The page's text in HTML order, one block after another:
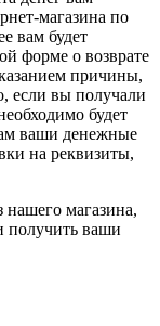
магазина по
вам будет
форме о возврате
причины,
если вы получали
будет
ваши денежные
на реквизиты,
нашего магазина,
получить ваши